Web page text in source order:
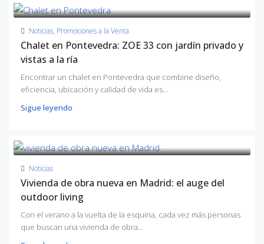
Noticias, Promociones a la Venta
Chalet en Pontevedra: ZOE 33 con jardín privado y
vistas a la ría
Encontrar un chalet en Pontevedra que combine diseño,
eficiencia, ubicación y calidad de vida es...
Sigue leyendo
Noticias
Vivienda de obra nueva en Madrid: el auge del
outdoor living
Con el verano a la vuelta de la esquina, cada vez más personas
que buscan una vivienda de obra...